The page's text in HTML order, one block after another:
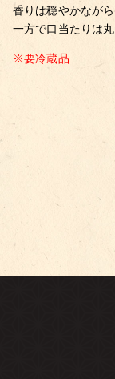
香りは穏やかなが
一方で口当たりは
※要冷蔵品